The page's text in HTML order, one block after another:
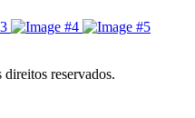
reservados.